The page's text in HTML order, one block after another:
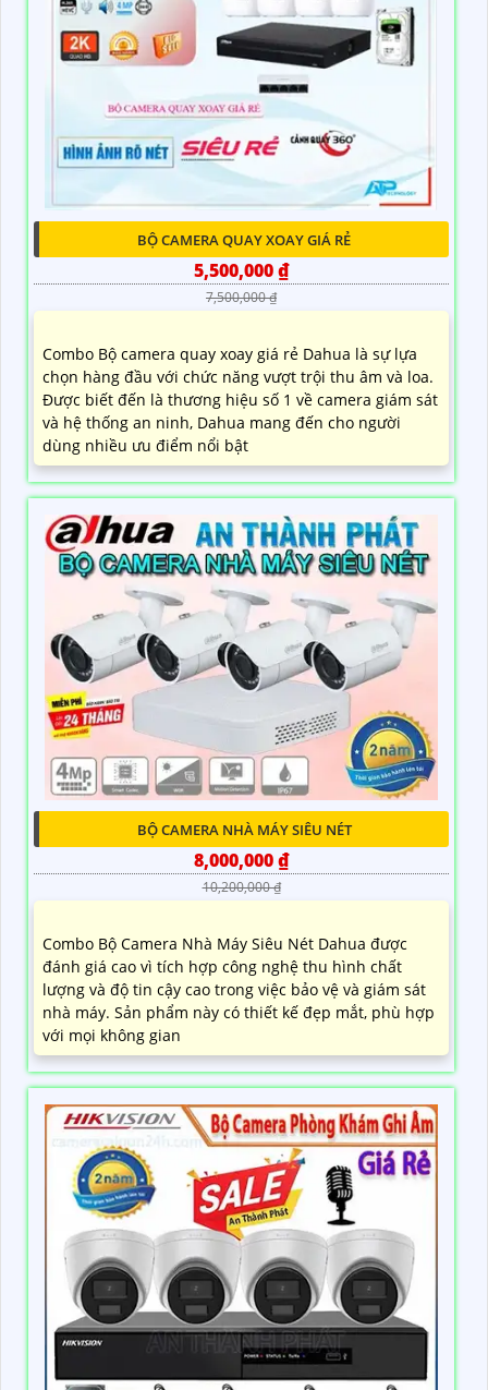
BỘ CAMERA QUAY XOAY GIÁ RẺ
5,500,000 ₫
7,500,000 ₫
Combo Bộ camera quay xoay giá rẻ Dahua là sự lựa
chọn hàng đầu với chức năng vượt trội thu âm và loa.
Được biết đến là thương hiệu số 1 về camera giám sát
và hệ thống an ninh, Dahua mang đến cho người
dùng nhiều ưu điểm nổi bật
BỘ CAMERA NHÀ MÁY SIÊU NÉT
8,000,000 ₫
10,200,000 ₫
Combo Bộ Camera Nhà Máy Siêu Nét Dahua được
đánh giá cao vì tích hợp công nghệ thu hình chất
lượng và độ tin cậy cao trong việc bảo vệ và giám sát
nhà máy. Sản phẩm này có thiết kế đẹp mắt, phù hợp
với mọi không gian